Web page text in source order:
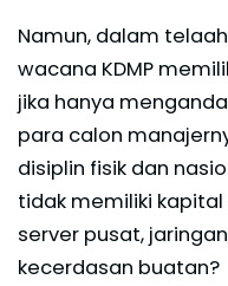
Namun, dalam
wacana KDMP
jika hanya
para calon
disiplin fisik dan
tidak memiliki
server pusat,
kecerdasan buatan?